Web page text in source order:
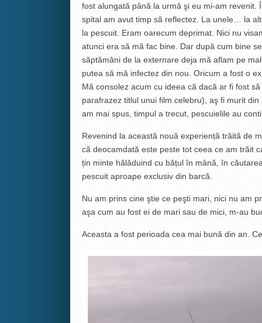
fost alungată până la urmă şi eu mi-am revenit.
spital am avut timp să reflectez. La unele… la
la pescuit. Eram oarecum deprimat. Nici nu
atunci era să mă fac bine. Dar după cum bine
săptămâni de la externare deja mă aflam pe
putea să mă infectez din nou. Oricum a fost o
Mă consolez acum cu ideea că dacă ar fi fost
parafrazez titlul unui film celebru), aş fi murit
am mai spus, timpul a trecut, pescuielile au
Revenind la această nouă experiență trăită de
că deocamdată este peste tot ceea ce am trăit
țin minte hălăduind cu bățul în mână, în
pescuit aproape exclusiv din barcă.
Nu am prins cine ştie ce peşti mari, nici nu am
aşa cum au fost ei de mari sau de mici, m-au
Aceasta a fost perioada cea mai bună din an.